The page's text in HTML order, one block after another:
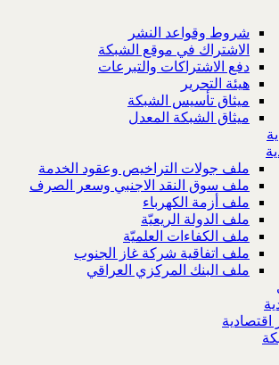
شروط وقواعد النشر
الاشتراك في موقع الشبكة
دفع الاشتراكات والتبرعات
هيئة التحرير
ميثاق تأسيس الشبكة
ميثاق الشبكة المعدل
ملف جولات التراخيص وعقود الخدمة
ملف سوق النقد الاجنبي وسعر الصرف
ملف أزمة الكهرباء
ملف الدولة الريعيّة
ملف الكفاءات العلميّة
ملف اتفاقية شركة غاز الجنوب
ملف البنك المركزي العراقي
اقتصادية